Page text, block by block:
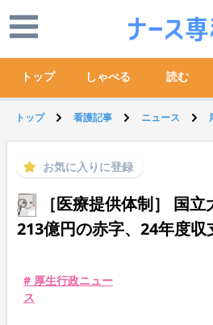
トップ しゃべる 読む
トップ 看護記事 ニュース
お気に入りに登録
［医療提供体制］ 国
213億円の赤字、24年度収
# 厚生行政ニュー
ス